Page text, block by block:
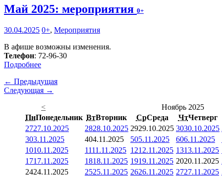
Май 2025: мероприятия 0+
30.04.2025 0+, Мероприятия
В афише возможны изменения.
Телефон: 72-96-30
Подробнее
← Предыдущая
Следующая →
<
Ноябрь 2025
ПнПонедельник ВтВторник СрСреда ЧтЧетверг
2727.10.2025 2828.10.2025 2929.10.2025 3030.10.2025
303.11.2025 404.11.2025 505.11.2025 606.11.2025
1010.11.2025 1111.11.2025 1212.11.2025 1313.11.2025
1717.11.2025 1818.11.2025 1919.11.2025 2020.11.2025
2424.11.2025 2525.11.2025 2626.11.2025 2727.11.2025